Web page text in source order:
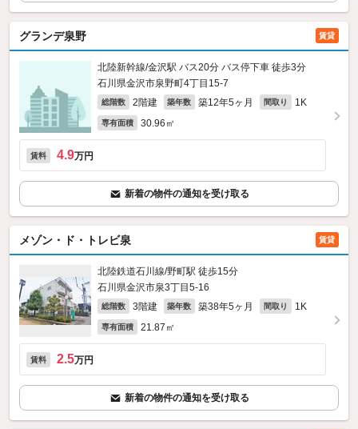
グランデ泉野 賃貸
北陸新幹線/金沢駅 バス20分 バス停下車 徒歩3分
石川県金沢市泉野町4丁目15-7
総階数 2階建 築年数 築12年5ヶ月 間取り 1K
専有面積 30.96㎡
賃料 4.9万円
新着の物件の通知を受け取る
メゾン・ド・トレビ泉 賃貸
北陸鉄道石川線/野町駅 徒歩15分
石川県金沢市泉3丁目5-16
総階数 3階建 築年数 築38年5ヶ月 間取り 1K
専有面積 21.87㎡
賃料 2.5万円
新着の物件の通知を受け取る